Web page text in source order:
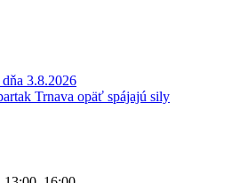
3.8.2026
Trnava opäť spájajú sily